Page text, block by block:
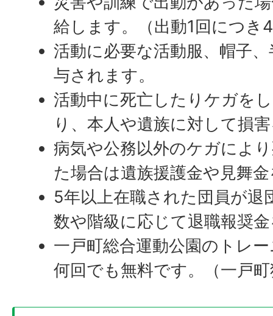
給します。（出動1回につき
活動に必要な活動服、帽子
与されます。
活動中に死亡したりケガを
り、本人や遺族に対して損
病気や公務以外のケガによ
た場合は遺族援護金や見舞
5年以上在職された団員が退
数や階級に応じて退職報奨
一戸町総合運動公園のトレ
何回でも無料です。（一戸